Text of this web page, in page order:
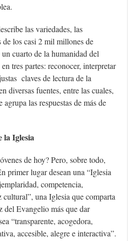
las variedades, las
de los casi 2 mil millones de
cuarto de la humanidad del
tres partes: reconocer, interpretar
claves de lectura de la
diversas fuentes, entre las cuales,
las respuestas de más de
la Iglesia
de hoy? Pero, sobre todo,
primer lugar desean una “Iglesia
competencia,
una Iglesia que comparta
del Evangelio más que dar
“transparente, acogedora,
accesible, alegre e interactiva”.